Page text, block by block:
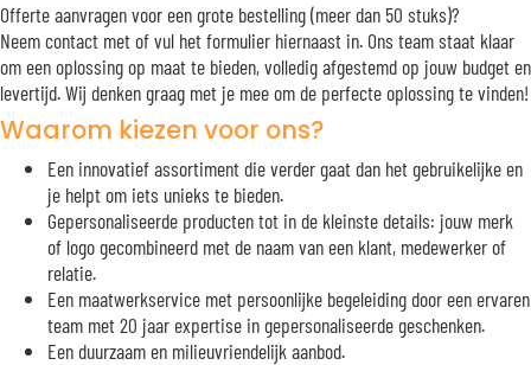
Offerte aanvragen voor een grote bestelling (meer dan 50 stuks)?
Neem contact met of vul het formulier hiernaast in. Ons team staat klaar
om een oplossing op maat te bieden, volledig afgestemd op jouw budget en
levertijd. Wij denken graag met je mee om de perfecte oplossing te vinden!
Waarom kiezen voor ons?
Een innovatief assortiment die verder gaat dan het gebruikelijke en
je helpt om iets unieks te bieden.
Gepersonaliseerde producten tot in de kleinste details: jouw merk
of logo gecombineerd met de naam van een klant, medewerker of
relatie.
Een maatwerkservice met persoonlijke begeleiding door een ervaren
team met 20 jaar expertise in gepersonaliseerde geschenken.
Een duurzaam en milieuvriendelijk aanbod.